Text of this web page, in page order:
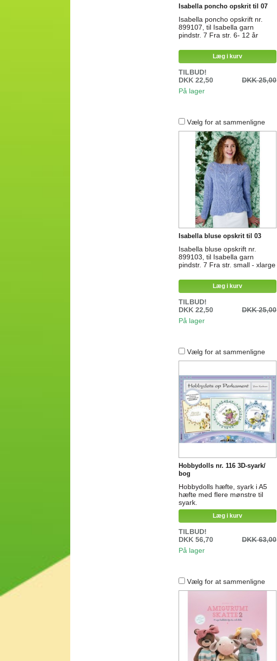
Isabella poncho opskrit til 07
Isabella poncho opskrift nr.
899107, til Isabella garn
pindstr. 7 Fra str. 6- 12 år
Læg i kurv
TILBUD!
DKK 22,50
DKK 25,00
På lager
Vælg for at sammenligne
Isabella bluse opskrit til 03
Isabella bluse opskrift nr.
899103, til Isabella garn
pindstr. 7 Fra str. small - xlarge
Læg i kurv
TILBUD!
DKK 22,50
DKK 25,00
På lager
Vælg for at sammenligne
Hobbydolls nr. 116 3D-syark/
bog
Hobbydolls hæfte, syark i A5
hæfte med flere mønstre til
syark.
Læg i kurv
TILBUD!
DKK 56,70
DKK 63,00
På lager
Vælg for at sammenligne